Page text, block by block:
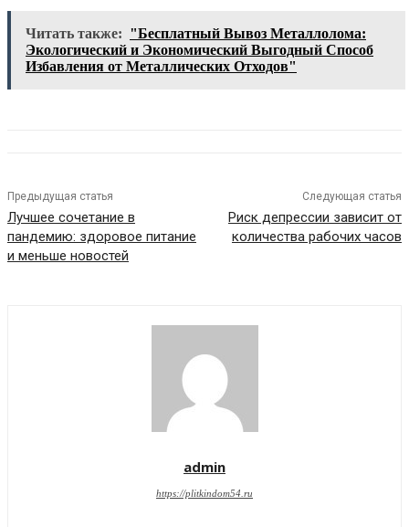
Читать также: "Бесплатный Вывоз Металлолома:
Экологический и Экономический Выгодный Способ
Избавления от Металлических Отходов"
Предыдущая статья
Лучшее сочетание в
пандемию: здоровое питание
и меньше новостей
Следующая статья
Риск депрессии зависит от
количества рабочих часов
admin
https://plitkindom54.ru